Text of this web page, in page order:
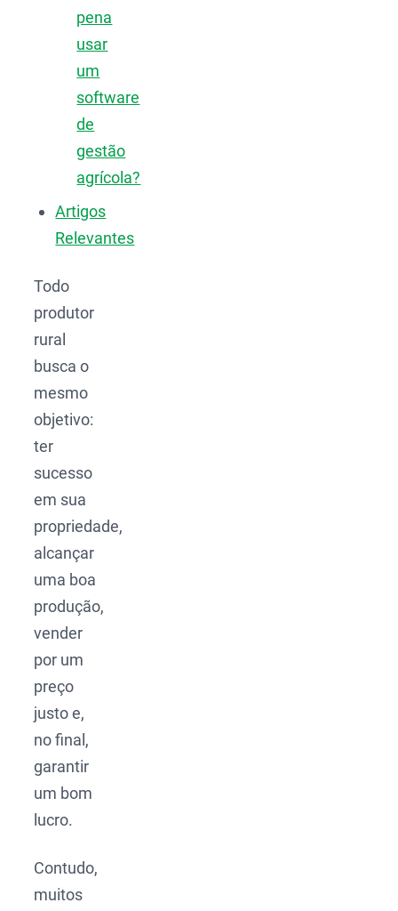
pena
usar
um
software
de
gestão
agrícola?
Artigos
Relevantes
Todo
produtor
rural
busca o
mesmo
objetivo:
ter
sucesso
em sua
propriedade,
alcançar
uma boa
produção,
vender
por um
preço
justo e,
no final,
garantir
um bom
lucro.
Contudo,
muitos